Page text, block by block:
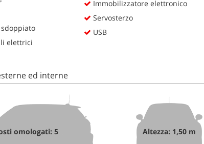
elettrici
Immobilizzatore elettronico
Servosterzo
USB
ed interne
omologati: 5 Altezza: 1,50 m